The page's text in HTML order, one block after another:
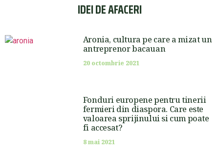
IDEI DE AFACERI
Aronia, cultura pe care a mizat un
antreprenor bacauan
20 octombrie 2021
Fonduri europene pentru tinerii
fermieri din diaspora. Care este
valoarea sprijinului si cum poate
fi accesat?
8 mai 2021